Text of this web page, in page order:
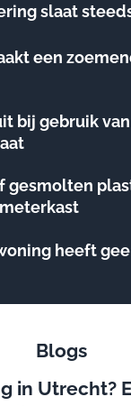
slaat
een
bij gebruik van
gesmolten
heeft
Blogs
in Utrecht?